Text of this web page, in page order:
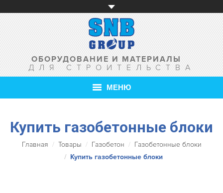
ОБОРУДОВАНИЕ И МАТЕРИАЛЫ
ДЛЯ СТРОИТЕЛЬСТВА
МЕНЮ
ТОВАРЫ
Купить газобетонные блоки
Вы здесь:
Главная Товары Газобетон
Газобетонные блоки
Купить газобетонные блоки